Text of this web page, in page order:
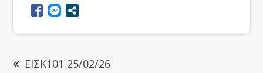
ΕΙΣΚ101 25/02/26